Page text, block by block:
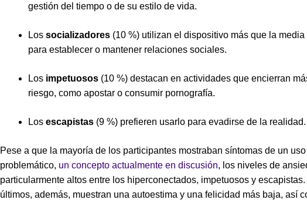
gestión del tiempo o de su estilo de vida.
Los socializadores (10 %) utilizan el dispositivo más que la media
para establecer o mantener relaciones sociales.
Los impetuosos (10 %) destacan en actividades que encierran
riesgo, como apostar o consumir pornografía.
Los escapistas (9 %) prefieren usarlo para evadirse de la realidad.
Pese a que la mayoría de los participantes mostraban síntomas de un uso
problemático, un concepto actualmente en discusión, los niveles de
particularmente altos entre los hiperconectados, impetuosos y
últimos, además, muestran una autoestima y una felicidad más baja, así